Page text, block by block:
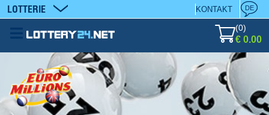
LOTTERIE KONTAKT DE
(0)
€ 0.00